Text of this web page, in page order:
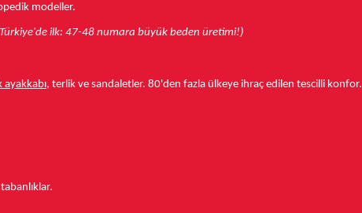
modeller.
ilk: 47-48 numara büyük beden üretimi!)
, terlik ve sandaletler. 80'den fazla ülkeye ihraç edilen tescilli konfor.